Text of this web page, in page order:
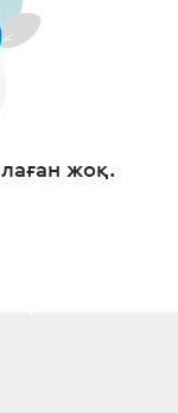
жоқ.